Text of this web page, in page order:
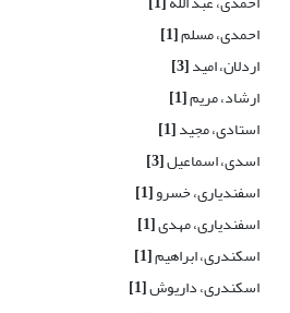
احمدی، مسلم[1]
اردلان، امید[3]
ارشاد، مریم[1]
استادی، مجید[1]
اسدی، اسماعیل[3]
اسفندیاری، خسرو[1]
اسفندیاری، مهدی[1]
اسکندری، ابراهیم[1]
اسکندری، داریوش[1]